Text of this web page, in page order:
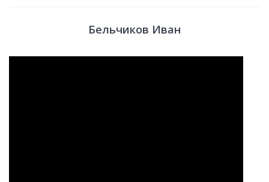
Бельчиков Иван